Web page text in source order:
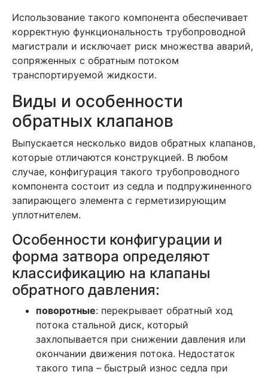
Использование такого компонента обеспечивает
корректную функциональность трубопроводной
магистрали и исключает риск множества аварий,
сопряженных с обратным потоком
транспортируемой жидкости.
Виды и особенности
обратных клапанов
Выпускается несколько видов обратных клапанов,
которые отличаются конструкцией. В любом
случае, конфигурация такого трубопроводного
компонента состоит из седла и подпружиненного
запирающего элемента с герметизирующим
уплотнителем.
Особенности конфигурации и
форма затвора определяют
классификацию на клапаны
обратного давления:
поворотные: перекрывает обратный ход
потока стальной диск, который
захлопывается при снижении давления или
окончании движения потока. Недостаток
такого типа – быстрый износ седла при